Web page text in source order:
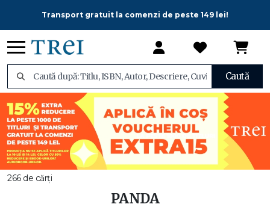
Transport gratuit la comenzi de peste 149 lei!
Caută
266 de cărți
PANDA